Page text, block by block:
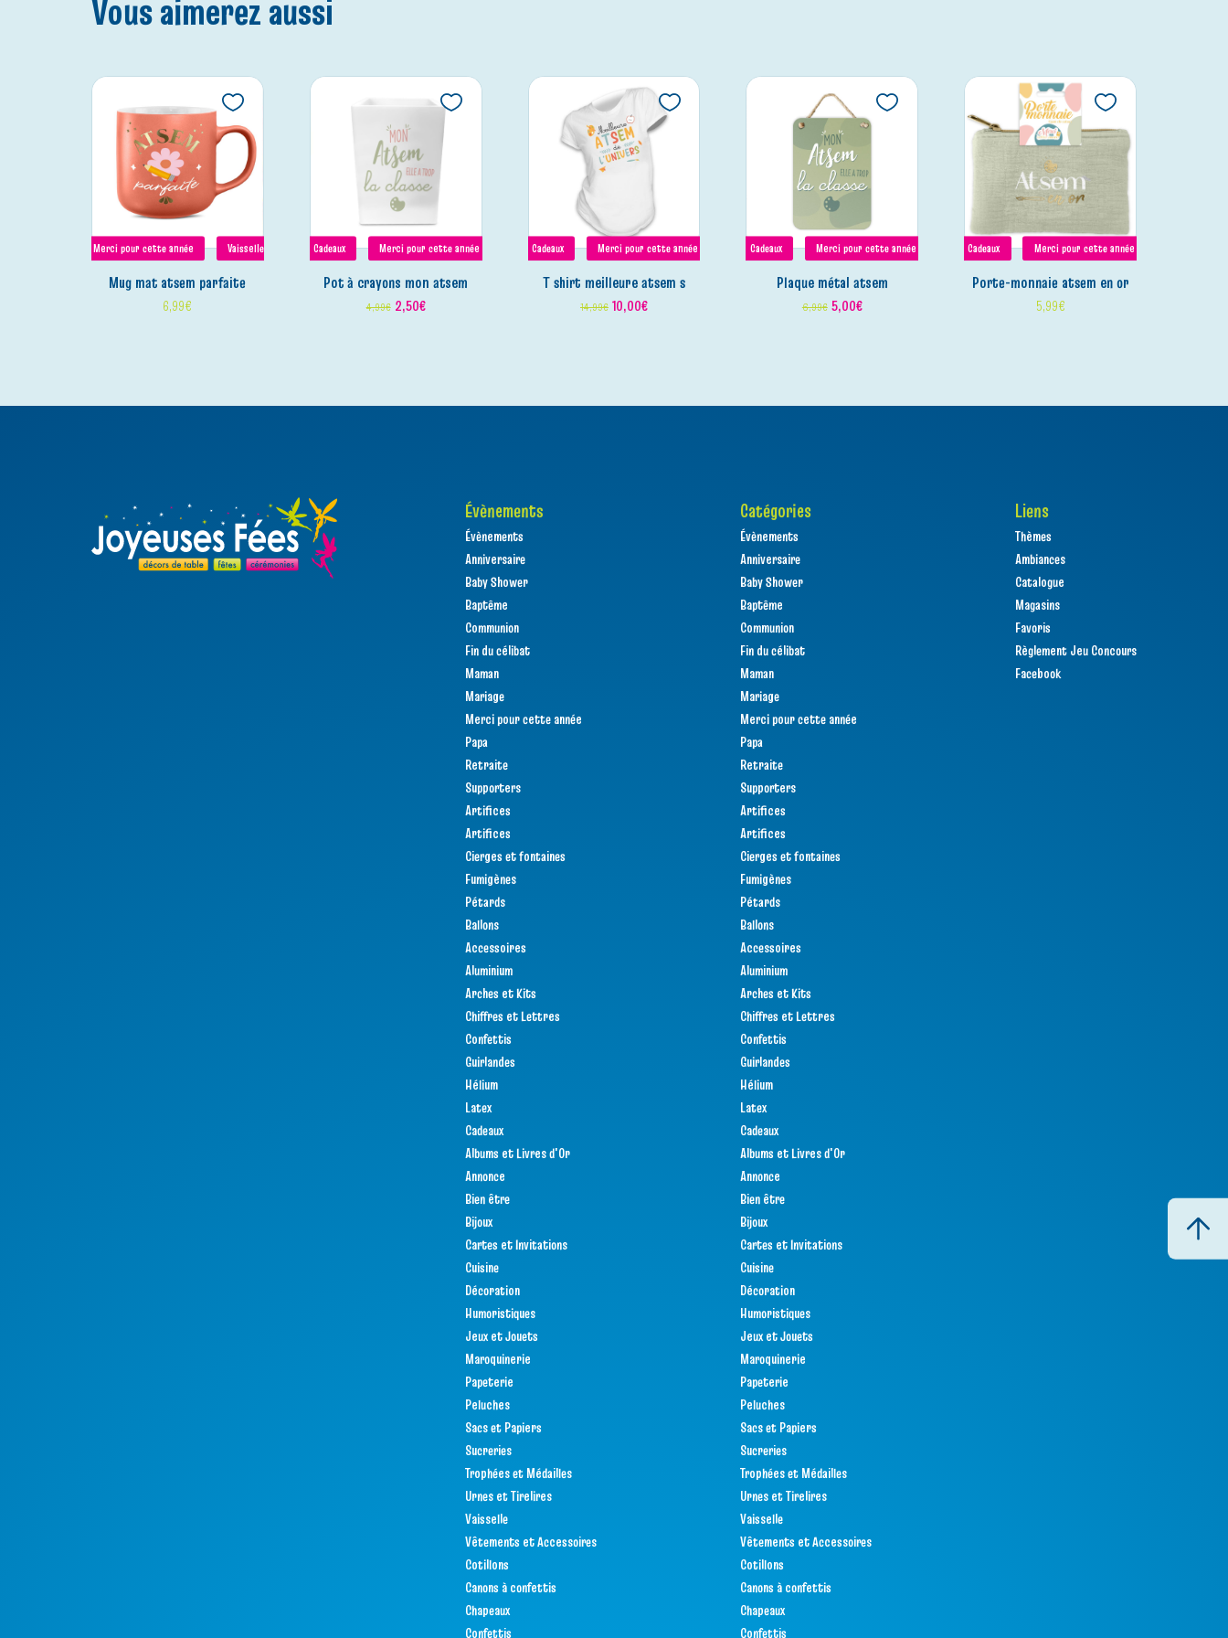
Vous aimerez aussi
Merci pour cette année Vaisselle
mug mat atsem parfaite
6,99€
Cadeaux Merci pour cette année
pot à crayons mon atsem
4,99€ 2,50€
Cadeaux Merci pour cette année
t shirt meilleure atsem s
14,99€ 10,00€
Cadeaux Merci pour cette année
plaque métal atsem
6,99€ 5,00€
Cadeaux Merci pour cette année
porte-monnaie atsem en or
5,99€
Évènements
Évènements
Anniversaire
Baby Shower
Baptême
Communion
Fin du célibat
Maman
Mariage
Merci pour cette année
Papa
Retraite
Supporters
Artifices
Artifices
Cierges et fontaines
Fumigènes
Pétards
Ballons
Accessoires
Aluminium
Arches et Kits
Chiffres et Lettres
Confettis
Guirlandes
Hélium
Latex
Cadeaux
Albums et Livres d'Or
Annonce
Bien être
Bijoux
Cartes et Invitations
Cuisine
Décoration
Humoristiques
Jeux et Jouets
Maroquinerie
Papeterie
Peluches
Sacs et Papiers
Sucreries
Trophées et Médailles
Urnes et Tirelires
Vaisselle
Vêtements et Accessoires
Cotillons
Canons à confettis
Chapeaux
Confettis
Catégories
Évènements
Anniversaire
Baby Shower
Baptême
Communion
Fin du célibat
Maman
Mariage
Merci pour cette année
Papa
Retraite
Supporters
Artifices
Artifices
Cierges et fontaines
Fumigènes
Pétards
Ballons
Accessoires
Aluminium
Arches et Kits
Chiffres et Lettres
Confettis
Guirlandes
Hélium
Latex
Cadeaux
Albums et Livres d'Or
Annonce
Bien être
Bijoux
Cartes et Invitations
Cuisine
Décoration
Humoristiques
Jeux et Jouets
Maroquinerie
Papeterie
Peluches
Sacs et Papiers
Sucreries
Trophées et Médailles
Urnes et Tirelires
Vaisselle
Vêtements et Accessoires
Cotillons
Canons à confettis
Chapeaux
Confettis
Liens
Thèmes
Ambiances
Catalogue
Magasins
Favoris
Règlement Jeu Concours
Facebook